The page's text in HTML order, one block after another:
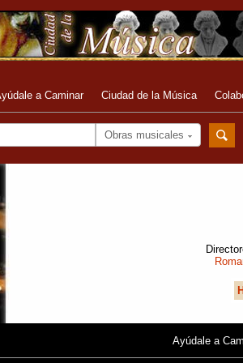
a Caminar Ciudad de la Música
Obras musicales
Ayúdale a